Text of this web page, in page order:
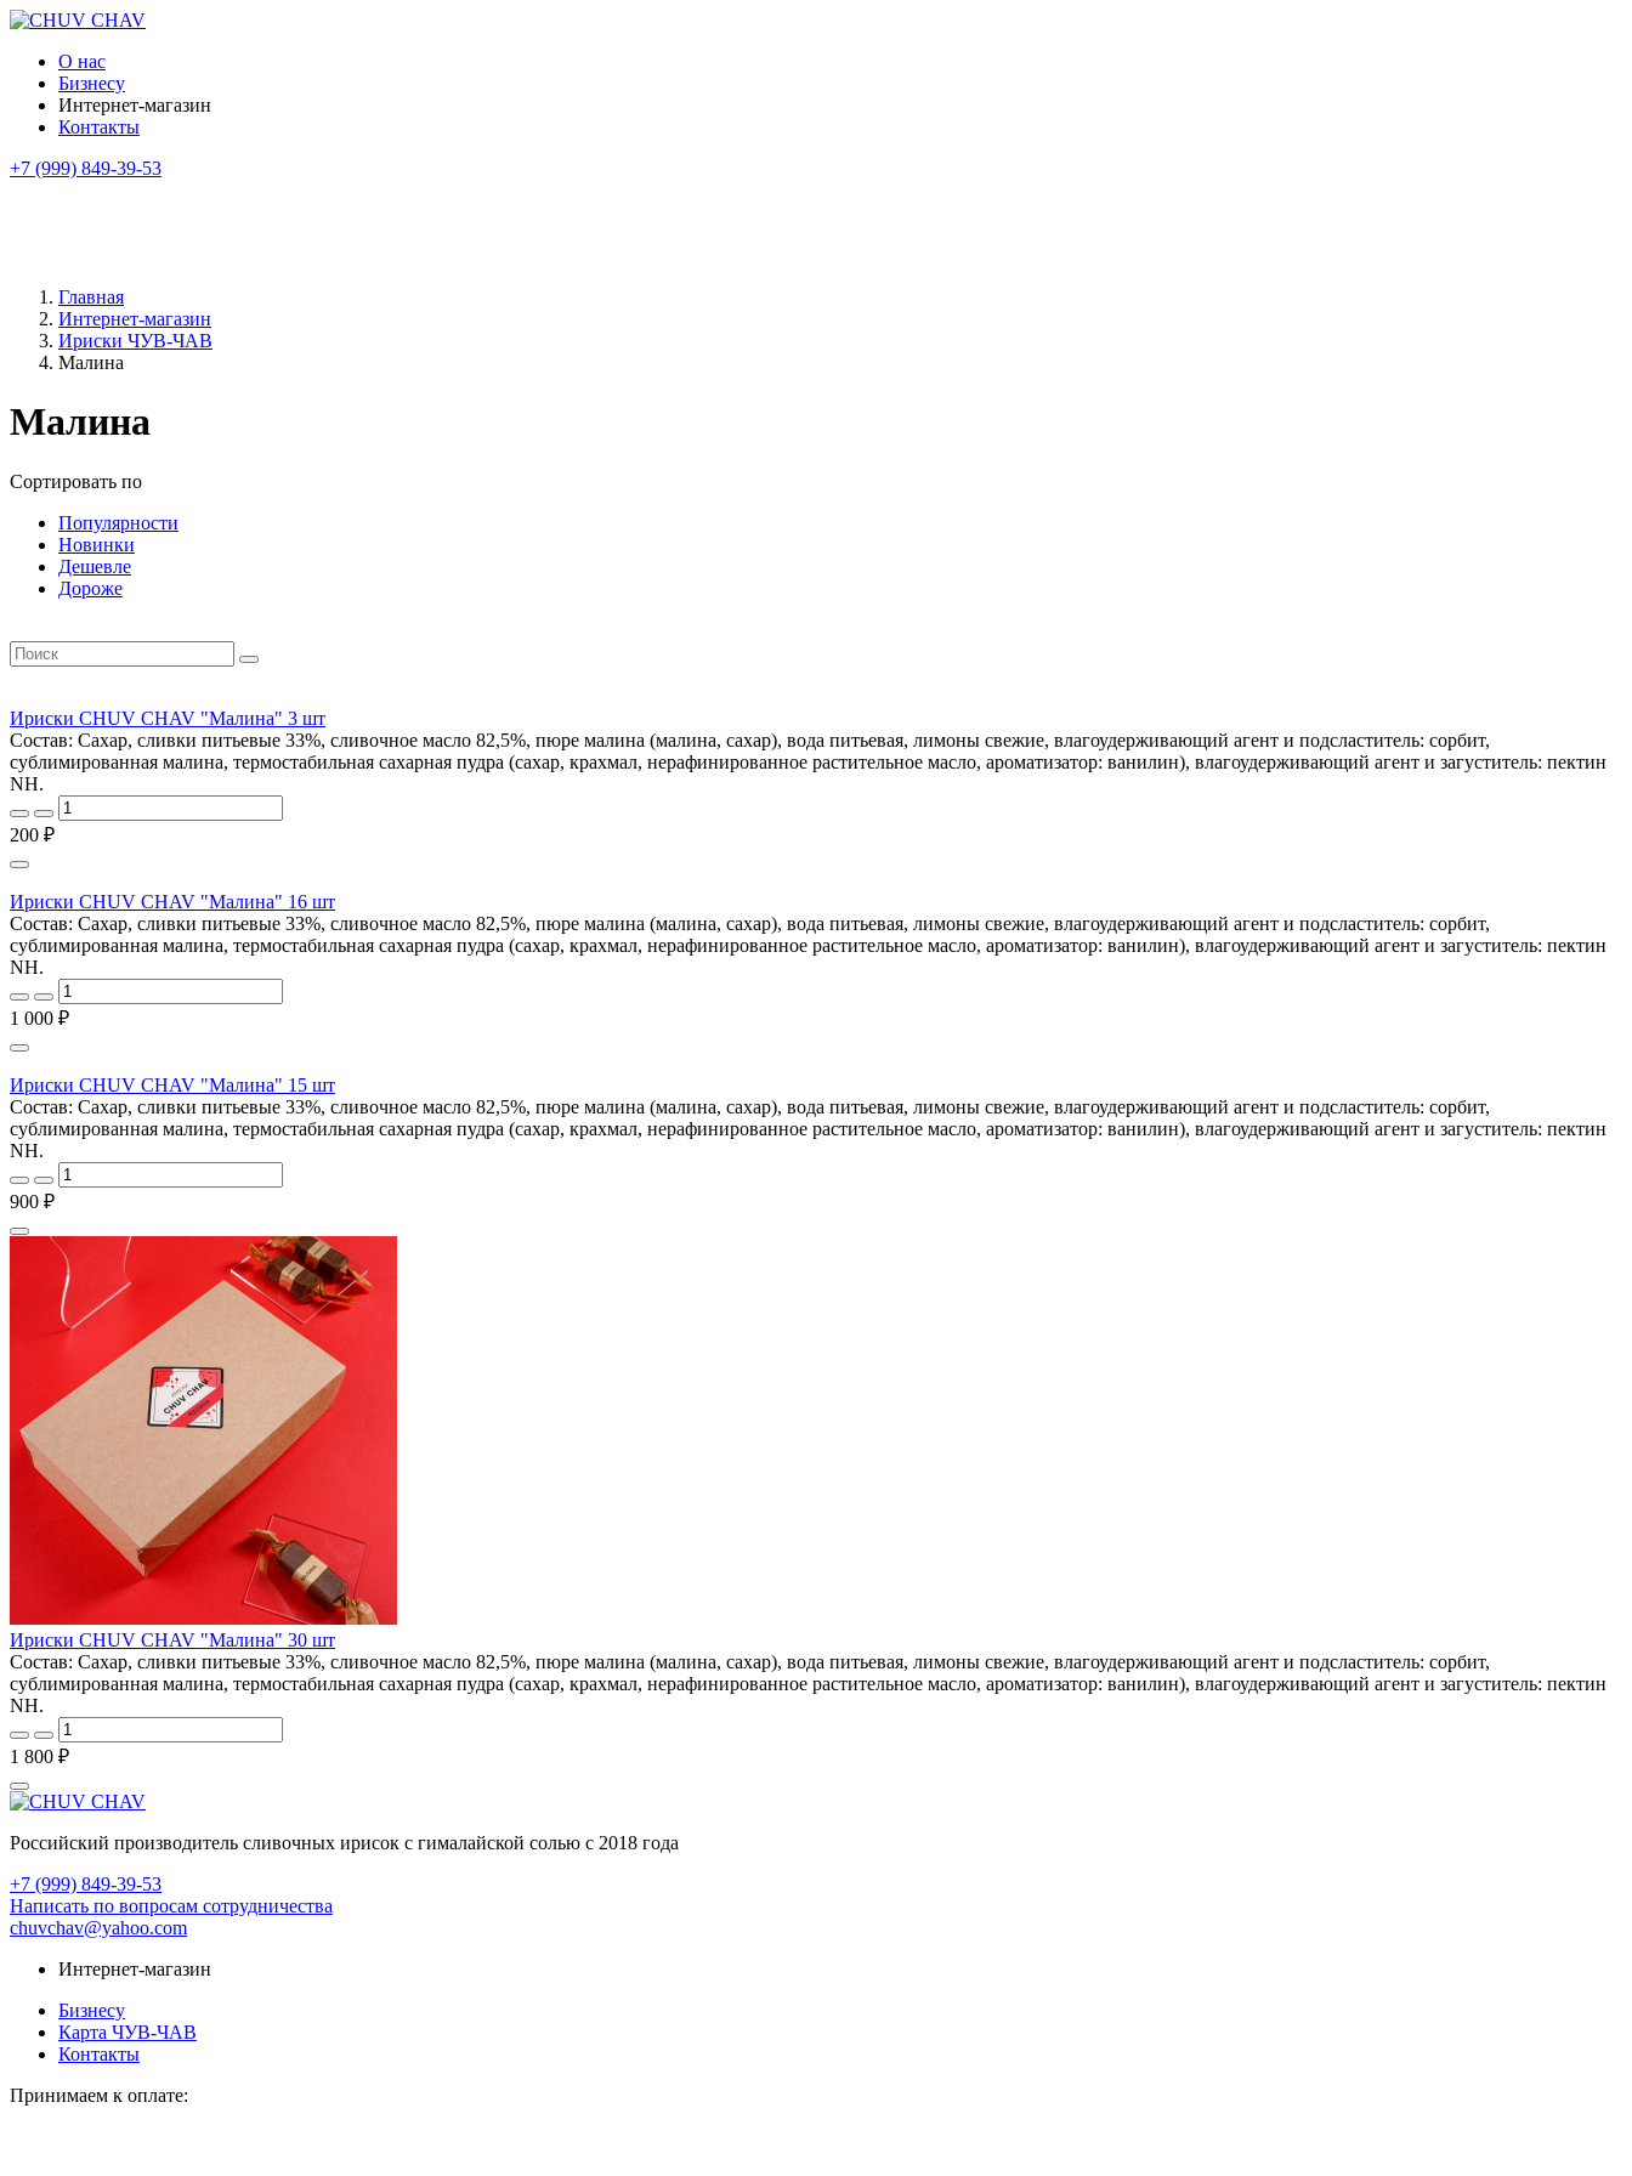
О нас
Бизнесу
Интернет-магазин
Контакты
+7 (999) 849-39-53
Главная
Интернет-магазин
Ириски ЧУВ-ЧАВ
Малина
Малина
Сортировать по
Популярности
Новинки
Дешевле
Дороже
Ириски CHUV CHAV "Малина" 3 шт
Состав: Сахар, сливки питьевые 33%, сливочное масло 82,5%, пюре малина (малина, сахар), вода питьевая, лимоны свежие, влагоудерживающий агент и подсластитель: сорбит,
сублимированная малина, термостабильная сахарная пудра (сахар, крахмал, нерафинированное растительное масло, ароматизатор: ванилин), влагоудерживающий агент и загуститель: пектин
NH.
200 ₽
Ириски CHUV CHAV "Малина" 16 шт
Состав: Сахар, сливки питьевые 33%, сливочное масло 82,5%, пюре малина (малина, сахар), вода питьевая, лимоны свежие, влагоудерживающий агент и подсластитель: сорбит,
сублимированная малина, термостабильная сахарная пудра (сахар, крахмал, нерафинированное растительное масло, ароматизатор: ванилин), влагоудерживающий агент и загуститель: пектин
NH.
1 000 ₽
Ириски CHUV CHAV "Малина" 15 шт
Состав: Сахар, сливки питьевые 33%, сливочное масло 82,5%, пюре малина (малина, сахар), вода питьевая, лимоны свежие, влагоудерживающий агент и подсластитель: сорбит,
сублимированная малина, термостабильная сахарная пудра (сахар, крахмал, нерафинированное растительное масло, ароматизатор: ванилин), влагоудерживающий агент и загуститель: пектин
NH.
900 ₽
Ириски CHUV CHAV "Малина" 30 шт
Состав: Сахар, сливки питьевые 33%, сливочное масло 82,5%, пюре малина (малина, сахар), вода питьевая, лимоны свежие, влагоудерживающий агент и подсластитель: сорбит,
сублимированная малина, термостабильная сахарная пудра (сахар, крахмал, нерафинированное растительное масло, ароматизатор: ванилин), влагоудерживающий агент и загуститель: пектин
NH.
1 800 ₽
Российский производитель сливочных ирисок с гималайской солью с 2018 года
+7 (999) 849-39-53
Написать по вопросам сотрудничества
chuvchav@yahoo.com
Интернет-магазин
Бизнесу
Карта ЧУВ-ЧАВ
Контакты
Принимаем к оплате: